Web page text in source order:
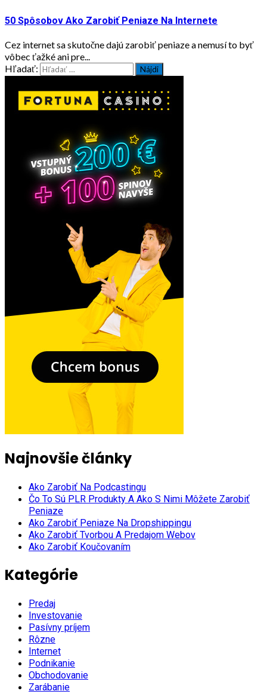
50 Spôsobov Ako Zarobiť Peniaze Na Internete
Cez internet sa skutočne dajú zarobiť peniaze a nemusí to byť
vôbec ťažké ani pre...
Hľadať:
Najnovšie články
Ako Zarobiť Na Podcastingu
Čo To Sú PLR Produkty A Ako S Nimi Môžete Zarobiť
Peniaze
Ako Zarobiť Peniaze Na Dropshippingu
Ako Zarobiť Tvorbou A Predajom Webov
Ako Zarobiť Koučovaním
Kategórie
Predaj
Investovanie
Pasívny príjem
Rôzne
Internet
Podnikanie
Obchodovanie
Zarábanie